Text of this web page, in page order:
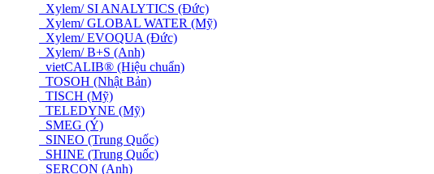
Xylem/ SI ANALYTICS (Đức)
Xylem/ GLOBAL WATER (Mỹ)
Xylem/ EVOQUA (Đức)
Xylem/ B+S (Anh)
vietCALIB® (Hiệu chuẩn)
TOSOH (Nhật Bản)
TISCH (Mỹ)
TELEDYNE (Mỹ)
SMEG (Ý)
SINEO (Trung Quốc)
SHINE (Trung Quốc)
SERCON (Anh)